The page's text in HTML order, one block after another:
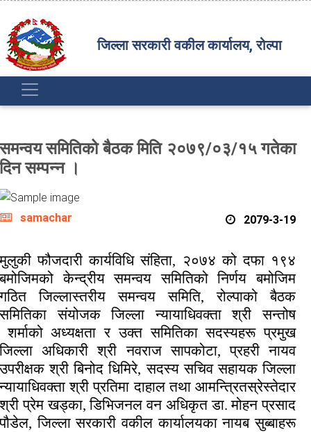
जिल्ला सरकारी वकील कार्यालय, रोल्पा
समन्वय समितिको बैठक मिति २०७९/०३/१५ गतेका
दिन सम्पन्न ।
samachar 2079-3-19
मुलुकी फौजदारी कार्यविधि संहिता, २०७४ को दफा १९४
बमोजिमको केन्द्रीय समन्वय समितिको निर्णय बमोजिम
गठित जिल्लास्तरीय समन्वय समिति, रोल्पाको बैठक
समितिका संयोजक जिल्ला न्यायाधिवक्ता श्री सन्तोष
शर्माको अध्यक्षता र उक्त समितिका सदस्यहरू प्रमुख
जिल्ला अधिकारी श्री नवराज सापकोटा, प्रहरी नायव
उपरीक्षक श्री बिनोद धिमिरे, सदस्य सचिव सहायक जिल्ला
न्यायाधिवक्ता श्री प्रतिमा दाहाल तथा आमन्त्रितस्रेस्तेदार
श्री प्रेम खड्का, डिभिजनल वन अधिकृत डा. मोहन प्रसाद
पौडेल, जिल्ला सरकारी वकील कार्यालयका नायब सुब्बाहरू